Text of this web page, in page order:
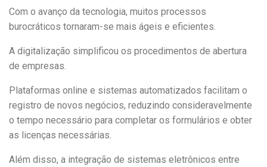
Com o avanço da tecnologia, muitos processos
burocráticos tornaram-se mais ágeis e eficientes.
A digitalização simplificou os procedimentos de abertura
de empresas.
Plataformas online e sistemas automatizados facilitam o
registro de novos negócios, reduzindo consideravelmente
o tempo necessário para completar os formulários e obter
as licenças necessárias.
Além disso, a integração de sistemas eletrônicos entre